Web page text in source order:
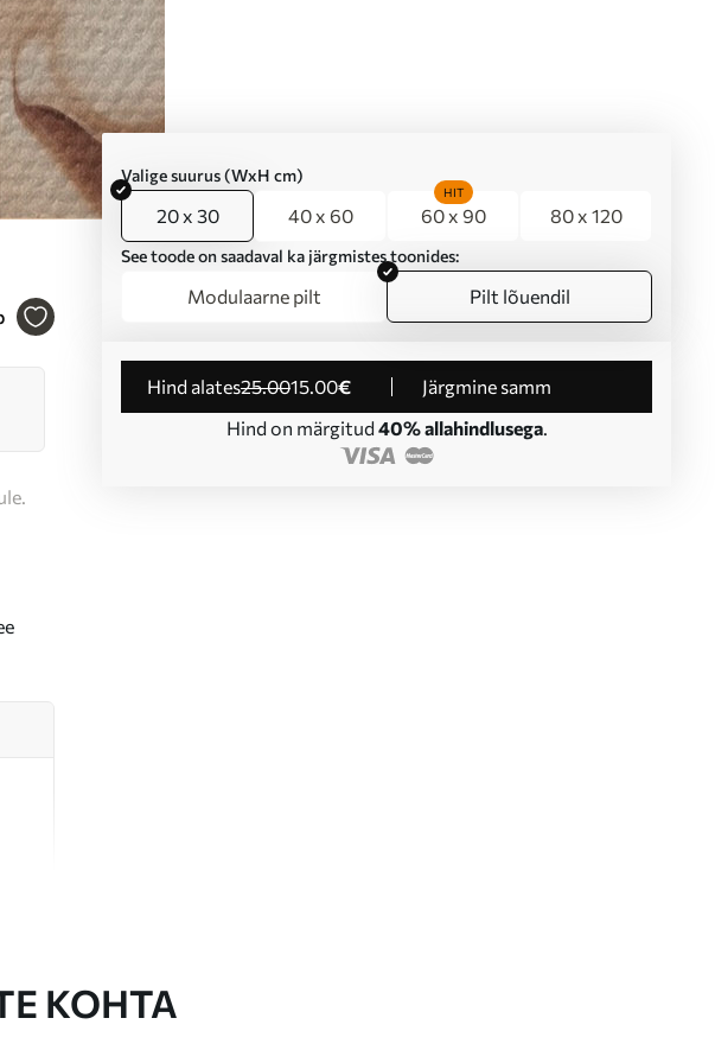
Valige suurus (WxH cm)
20 x 30 40 x 60 60 x 90
HIT
80 x 120
See toode on saadaval ka järgmistes toonides:
Modulaarne pilt Pilt lõuendil
Hind alates25.0015.00€
Järgmine samm
Hind on märgitud 40% allahindlusega.
KOHTA